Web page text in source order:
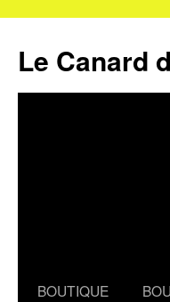
Le Canard
Aller
BOUTIQUE